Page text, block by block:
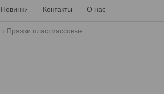
Новинки Контакты О нас
Пряжки пластмассовые